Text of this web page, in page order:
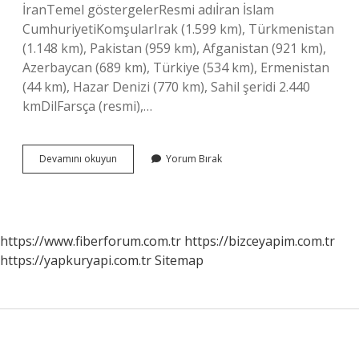
İranTemel göstergelerResmi adıİran İslam
CumhuriyetiKomşularIrak (1.599 km), Türkmenistan
(1.148 km), Pakistan (959 km), Afganistan (921 km),
Azerbaycan (689 km), Türkiye (534 km), Ermenistan
(44 km), Hazar Denizi (770 km), Sahil şeridi 2.440
kmDilFarsça (resmi),…
Devamını okuyun
Şu
Yorum Bırak
https://www.fiberforum.com.tr https://bizceyapim.com.tr
https://yapkuryapi.com.trSitemap